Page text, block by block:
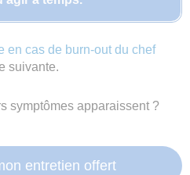
en cas de burn-out du chef
suivante.
symptômes apparaissent ?
entretien offert